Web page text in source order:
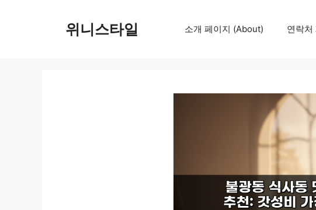
위니스타일 소개 페이지 (About) 연락